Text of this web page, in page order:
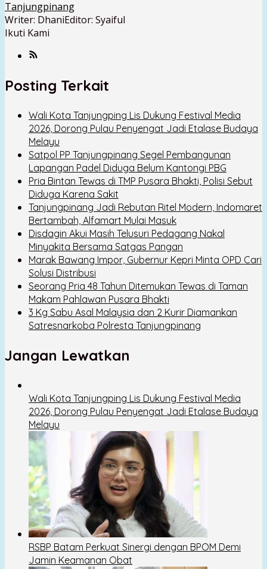
Tanjungpinang
Writer: DhaniEditor: Syaiful
Ikuti Kami
Posting Terkait
Wali Kota Tanjungping Lis Dukung Festival Media
2026, Dorong Pulau Penyengat Jadi Etalase Budaya
Melayu
Satpol PP Tanjungpinang Segel Pembangunan
Lapangan Padel Diduga Belum Kantongi PBG
Pria Bintan Tewas di TMP Pusara Bhakti, Polisi Sebut
Diduga Karena Sakit
Tanjungpinang Jadi Rebutan Ritel Modern, Indomaret
Bertambah, Alfamart Mulai Masuk
Disdagin Akui Masih Telusuri Pedagang Nakal
Minyakita Bersama Satgas Pangan
Marak Bawang Impor, Gubernur Kepri Minta OPD Cari
Solusi Distribusi
Seorang Pria 48 Tahun Ditemukan Tewas di Taman
Makam Pahlawan Pusara Bhakti
3 Kg Sabu Asal Malaysia dan 2 Kurir Diamankan
Satresnarkoba Polresta Tanjungpinang
Jangan Lewatkan
Wali Kota Tanjungping Lis Dukung Festival Media
2026, Dorong Pulau Penyengat Jadi Etalase Budaya
Melayu
RSBP Batam Perkuat Sinergi dengan BPOM Demi
Jamin Keamanan Obat